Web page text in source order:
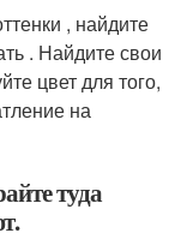
, найдите
. Найдите свои
цвет для того,
на
туда